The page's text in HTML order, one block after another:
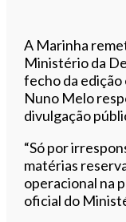
A Marinha
Ministério da
fecho da edição
Nuno Melo
divulgação
“Só por
matérias
operacional na
oficial do